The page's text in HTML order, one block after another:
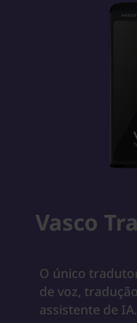
Vasco
O único
de voz,
assistente de IA.